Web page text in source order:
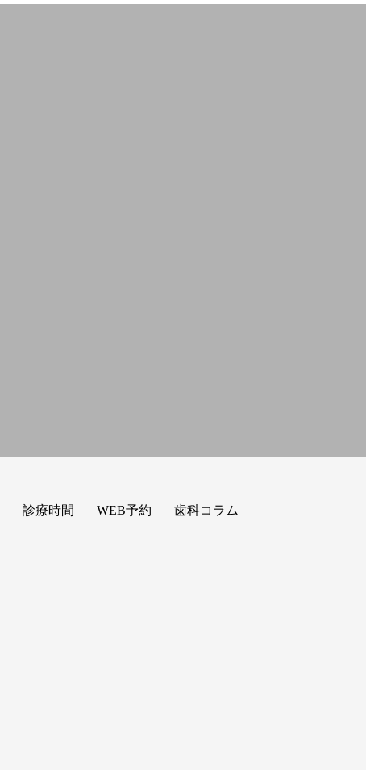
診療時間 WEB予約 歯科コラム